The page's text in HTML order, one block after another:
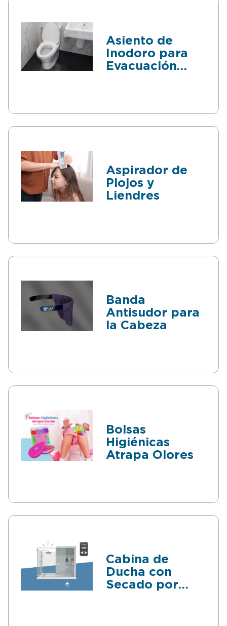
Asiento de
Inodoro para
Evacuación
Aspirador de
Piojos y
Liendres
Banda
Antisudor para
la Cabeza
Bolsas
Higiénicas
Atrapa Olores
Cabina de
Ducha con
Secado por